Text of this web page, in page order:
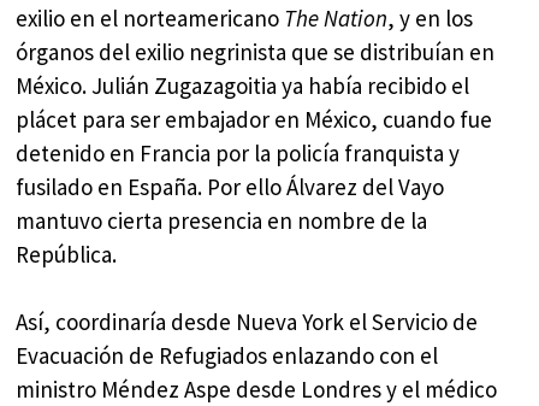
exilio en el norteamericano The Nation, y en los
órganos del exilio negrinista que se distribuían en
México. Julián Zugazagoitia ya había recibido el
plácet para ser embajador en México, cuando fue
detenido en Francia por la policía franquista y
fusilado en España. Por ello Álvarez del Vayo
mantuvo cierta presencia en nombre de la
República.
Así, coordinaría desde Nueva York el Servicio de
Evacuación de Refugiados enlazando con el
ministro Méndez Aspe desde Londres y el médico